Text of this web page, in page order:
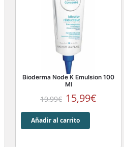
Bioderma Node K Emulsion 100
Ml
19,99€ 15,99€
Añadir al carrito